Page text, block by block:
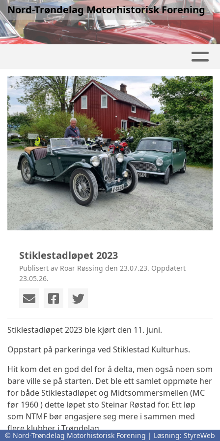
Nord-Trøndelag Motorhistorisk Forening
Stiklestadløpet 2023
Publisert av Roar Røssing den 23.07.23. Oppdatert
23.05.26.
Stiklestadløpet 2023 ble kjørt den 11. juni.
Oppstart på parkeringa ved Stiklestad Kulturhus.
Hit kom det en god del for å delta, men også noen som
bare ville se på starten. Det ble ett samlet oppmøte her
for både Stiklestadløpet og Midtsommersmellen (MC
før 1960 ) dette løpet sto Steinar Røstad for. Ett løp
som NTMF bør engasjere seg mere i sammen med
flere klubber i Trøndelag.
© Nord-Trøndelag Motorhistorisk Forening | Løsning: StyreWeb